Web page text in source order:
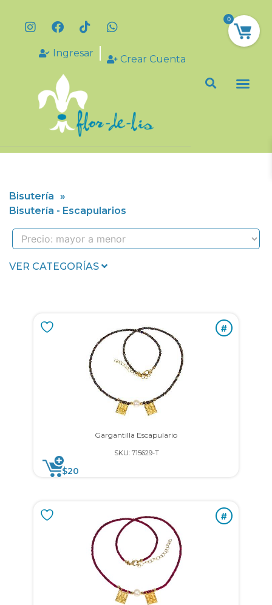
Ingresar
Crear Cuenta
Bisutería »
Bisutería - Escapularios
VER CATEGORÍAS
#
Gargantilla Escapulario
SKU: 715629-T
$20
#
0